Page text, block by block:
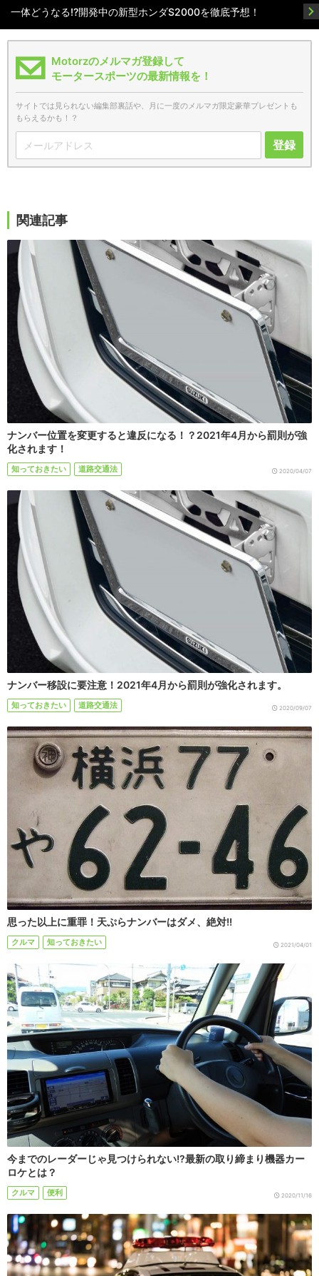
一体どうなる!?開発中の新型ホンダS2000を徹底予想！
Motorzのメルマガ登録して
モータースポーツの最新情報を！
サイトでは見られない編集部裏話や、月に一度のメルマガ限定豪華プレゼントも
もらえるかも！？
登録
関連記事
ナンバー位置を変更すると違反になる！？2021年4月から罰則が強
化されます！
知っておきたい 道路交通法 2020/04/07
ナンバー移設に要注意！2021年4月から罰則が強化されます。
知っておきたい 道路交通法 2020/09/07
思った以上に重罪！天ぷらナンバーはダメ、絶対!!
クルマ 知っておきたい 2021/04/01
今までのレーダーじゃ見つけられない!?最新の取り締まり機器カー
ロケとは？
クルマ 便利 2020/11/16